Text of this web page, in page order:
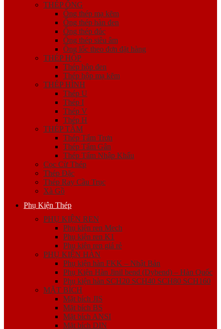
THÉP ỐNG
Ống thép mạ kẽm
Ống thép hàn đen
Ống thép đúc
Ống thép siêu âm
Ống lốc theo đơn đặt hàng
THÉP HỘP
Thép hộp đen
Thép hộp mạ kẽm
THÉP HÌNH
Thép U
Thép I
Thép V
Thép H
THÉP TẤM
Thép Tấm Trơn
Thép Tấm Gân
Thép Tấm Nhập Khẩu
Cọc Cừ Thép
Thép Đặc
Thép Ray Cầu Trục
Xà Gồ
Phụ Kiện Thép
PHỤ KIỆN REN
Phụ kiện ren Mech
Phụ kiện ren K1
Phụ kiện ren giá rẻ
PHỤ KIỆN HÀN
Phụ kiện hàn FKK – Nhật Bản
Phụ Kiện Hàn Jinil bend (Dybend) – Hàn Quốc
Phụ kiện hàn SCH20 SCH40 SCH80 SCH160
MẶT BÍCH
Mặt bích JIS
Mặt bích BS
Mặt bích ANSI
Mặt bích DIN